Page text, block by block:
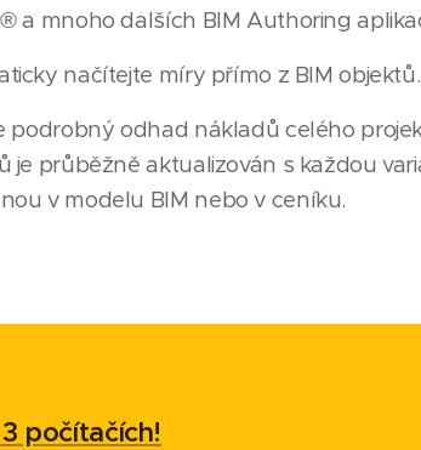
a mnoho dalších BIM Authoring
načítejte míry přímo z BIM
podrobný odhad nákladů celého
je průběžně aktualizován s každou
v modelu BIM nebo v ceníku.
počítačích!